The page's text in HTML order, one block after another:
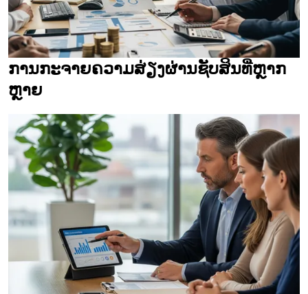
ການກະຈາຍຄວາມສ່ຽງຜ່ານຊັບສິນທີ່ຫຼາກ
ຫຼາຍ